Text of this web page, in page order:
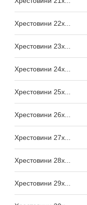
Хрестовини 22x...
Хрестовини 23x...
Хрестовини 24x...
Хрестовини 25x...
Хрестовини 26x...
Хрестовини 27x...
Хрестовини 28x...
Хрестовини 29x...